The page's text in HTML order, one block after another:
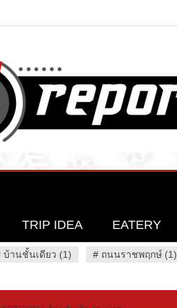
TRIP IDEA EATERY
บ้านชั้นเดียว (1) # ถนนราชพฤกษ์ (1)